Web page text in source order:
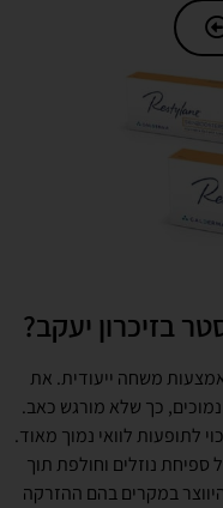
בזיכרון יעקב?
משחה ייעודית. את
נמוכים, כך שלא מורגש כאב.
לתופעות לוואי נמוך מאוד.
נוזלים וחולפת תוך
במקרים בהם ההזרקה